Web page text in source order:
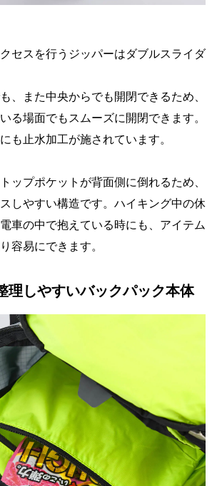
セスを行うジッパーはダブルスライダ
、また中央からでも開閉できるため、
る場面でもスムーズに開閉できます。
も止水加工が施されています。
ップポケットが背面側に倒れるため、
しやすい構造です。ハイキング中の休
車の中で抱えている時にも、アイテム
容易にできます。
理しやすいバックパック本体